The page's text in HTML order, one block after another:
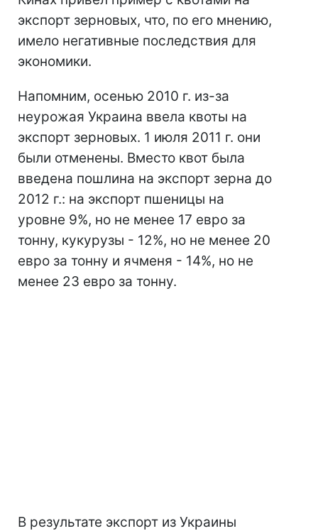
экспорт зерновых, что, по его мнению,
имело негативные последствия для
экономики.
Напомним, осенью 2010 г. из-за
неурожая Украина ввела квоты на
экспорт зерновых. 1 июля 2011 г. они
были отменены. Вместо квот была
введена пошлина на экспорт зерна до
2012 г.: на экспорт пшеницы на
уровне 9%, но не менее 17 евро за
тонну, кукурузы - 12%, но не менее 20
евро за тонну и ячменя - 14%, но не
менее 23 евро за тонну.
В результате экспорт из Украины